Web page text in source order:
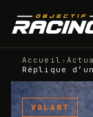
Accueil ›
Réplique
VOLANT